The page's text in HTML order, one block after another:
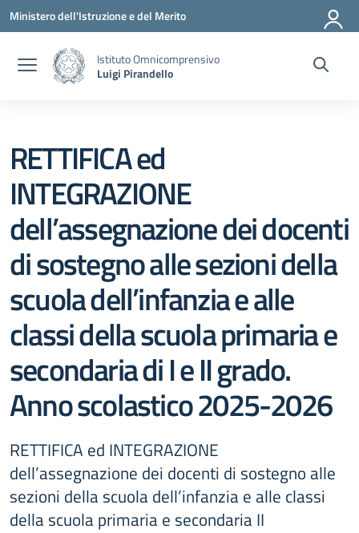
Vai ai contenuti
Vai al menu di navigazione
Vai al footer
Ministero dell'Istruzione e del Merito
Istituto Omnicomprensivo
Luigi Pirandello
RETTIFICA ed
INTEGRAZIONE
dell’assegnazione dei docenti
di sostegno alle sezioni della
scuola dell’infanzia e alle
classi della scuola primaria e
secondaria di I e II grado.
Anno scolastico 2025-2026
RETTIFICA ed INTEGRAZIONE
dell’assegnazione dei docenti di sostegno alle
sezioni della scuola dell’infanzia e alle classi
della scuola primaria e secondaria II